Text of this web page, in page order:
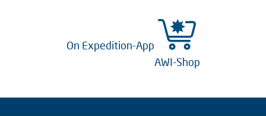
On Expedition-App
AWI-Shop